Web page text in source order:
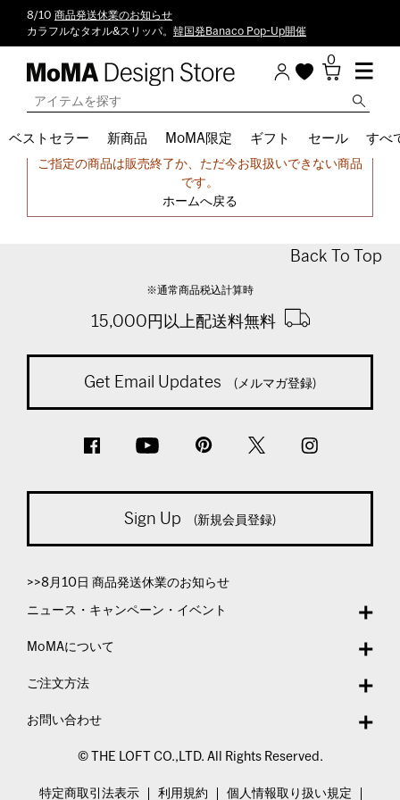
8/10 商品発送休業のお知らせ
カラフルなタオル&スリッパ。 韓国発Banaco Pop-Up開催
0
ベストセラー 新商品 MoMA限定 ギフト セール すべ
申し訳ございません。
ご指定の商品は販売終了か、ただ今お取扱いできない商品
です。
ホームへ戻る
Back To Top
※通常商品税込計算時
15,000円以上配送料無料
Get Email Updates (メルマガ登録)
Sign Up (新規会員登録)
>>8月10日 商品発送休業のお知らせ
ニュース・キャンペーン・イベント
MoMAについて
ご注文方法
お問い合わせ
© THE LOFT CO.,LTD. All Rights Reserved.
特定商取引法表示 利用規約 個人情報取り扱い規定